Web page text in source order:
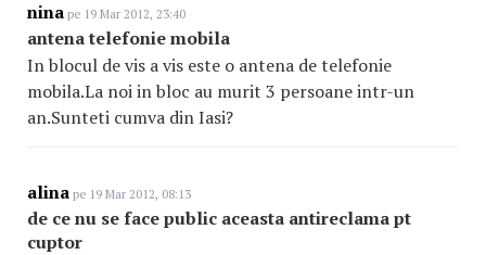
nina pe 19 Mar 2012, 23:40
antena telefonie mobila
In blocul de vis a vis este o antena de telefonie
mobila.La noi in bloc au murit 3 persoane intr-un
an.Sunteti cumva din Iasi?
alina pe 19 Mar 2012, 08:13
de ce nu se face public aceasta antireclama pt
cuptor